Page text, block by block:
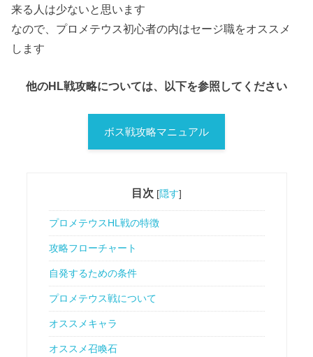
来る人は少ないと思います
なので、プロメテウス初心者の内はセージ職をオススメ
します
他のHL戦攻略については、以下を参照してください
ボス戦攻略マニュアル
目次 [隠す]
プロメテウスHL戦の特徴
攻略フローチャート
自発するための条件
プロメテウス戦について
オススメキャラ
オススメ召喚石